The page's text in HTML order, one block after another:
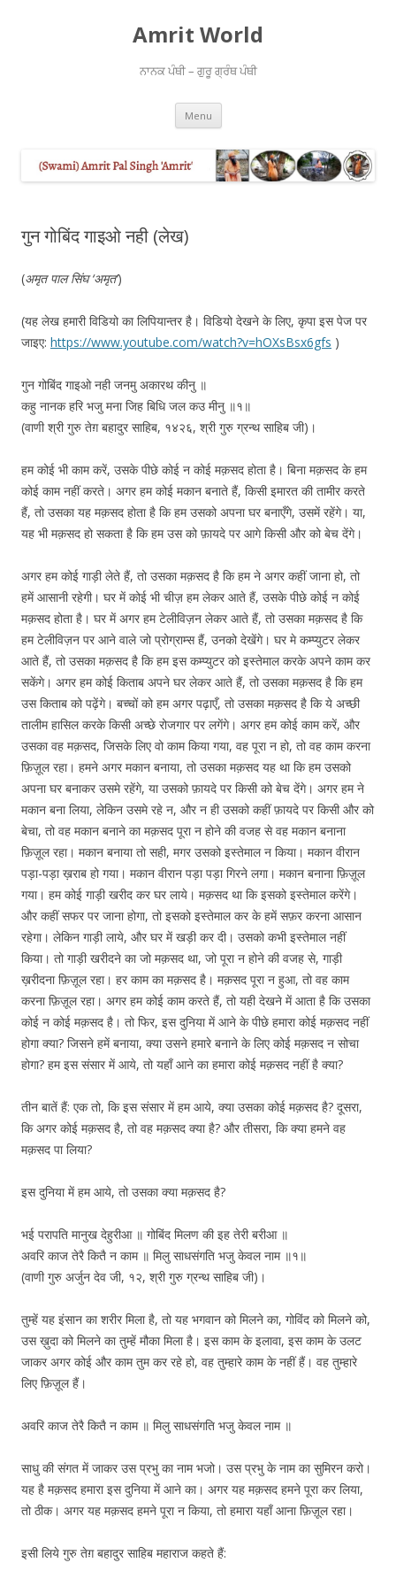
Amrit World
ਨਾਨਕ ਪੰਥੀ – ਗੁਰੂ ਗ੍ਰੰਥ ਪੰਥੀ
Menu Skip
content
गुन गोबिंद गाइओ नही (लेख)
(अमृत पाल सिंघ ‘अमृत’)
(यह लेख हमारी विडियो का लिपियान्तर है। विडियो देखने के लिए, कृपा इस पेज पर
जाइए: https://www.youtube.com/watch?v=hOXsBsx6gfs )
गुन गोबिंद गाइओ नही जनमु अकारथ कीनु ॥
कहु नानक हरि भजु मना जिह बिधि जल कउ मीनु ॥१॥
(वाणी श्री गुरु तेग़ बहादुर साहिब, १४२६, श्री गुरु ग्रन्थ साहिब जी)।
हम कोई भी काम करें, उसके पीछे कोई न कोई मक़सद होता है। बिना मक़सद के हम
कोई काम नहीं करते। अगर हम कोई मकान बनाते हैं, किसी इमारत की तामीर करते
हैं, तो उसका यह मक़सद होता है कि हम उसको अपना घर बनाएँगे, उसमें रहेंगे। या,
यह भी मक़सद हो सकता है कि हम उस को फ़ायदे पर आगे किसी और को बेच देंगे।
अगर हम कोई गाड़ी लेते हैं, तो उसका मक़सद है कि हम ने अगर कहीं जाना हो, तो
हमें आसानी रहेगी। घर में कोई भी चीज़ हम लेकर आते हैं, उसके पीछे कोई न कोई
मक़सद होता है। घर में अगर हम टेलीविज़न लेकर आते हैं, तो उसका मक़सद है कि
हम टेलीविज़न पर आने वाले जो प्रोग्राम्स हैं, उनको देखेंगे। घर मे कम्प्युटर लेकर
आते हैं, तो उसका मक़सद है कि हम इस कम्प्युटर को इस्तेमाल करके अपने काम कर
सकेंगे। अगर हम कोई किताब अपने घर लेकर आते हैं, तो उसका मक़सद है कि हम
उस किताब को पढ़ेंगे। बच्चों को हम अगर पढ़ाएँ, तो उसका मक़सद है कि ये अच्छी
तालीम हासिल करके किसी अच्छे रोजगार पर लगेंगे। अगर हम कोई काम करें, और
उसका वह मक़सद, जिसके लिए वो काम किया गया, वह पूरा न हो, तो वह काम करना
फ़िज़ूल रहा। हमने अगर मकान बनाया, तो उसका मक़सद यह था कि हम उसको
अपना घर बनाकर उसमे रहेंगे, या उसको फ़ायदे पर किसी को बेच देंगे। अगर हम ने
मकान बना लिया, लेकिन उसमे रहे न, और न ही उसको कहीं फ़ायदे पर किसी और को
बेचा, तो वह मकान बनाने का मक़सद पूरा न होने की वजह से वह मकान बनाना
फ़िज़ूल रहा। मकान बनाया तो सही, मगर उसको इस्तेमाल न किया। मकान वीरान
पड़ा-पड़ा ख़राब हो गया। मकान वीरान पड़ा पड़ा गिरने लगा। मकान बनाना फ़िज़ूल
गया। हम कोई गाड़ी खरीद कर घर लाये। मक़सद था कि इसको इस्तेमाल करेंगे।
और कहीं सफर पर जाना होगा, तो इसको इस्तेमाल कर के हमें सफ़र करना आसान
रहेगा। लेकिन गाड़ी लाये, और घर में खड़ी कर दी। उसको कभी इस्तेमाल नहीं
किया। तो गाड़ी खरीदने का जो मक़सद था, जो पूरा न होने की वजह से, गाड़ी
ख़रीदना फ़िज़ूल रहा। हर काम का मक़सद है। मक़सद पूरा न हुआ, तो वह काम
करना फ़िज़ूल रहा। अगर हम कोई काम करते हैं, तो यही देखने में आता है कि उसका
कोई न कोई मक़सद है। तो फिर, इस दुनिया में आने के पीछे हमारा कोई मक़सद नहीं
होगा क्या? जिसने हमें बनाया, क्या उसने हमारे बनाने के लिए कोई मक़सद न सोचा
होगा? हम इस संसार में आये, तो यहाँ आने का हमारा कोई मक़सद नहीं है क्या?
तीन बातें हैं: एक तो, कि इस संसार में हम आये, क्या उसका कोई मक़सद है? दूसरा,
कि अगर कोई मक़सद है, तो वह मक़सद क्या है? और तीसरा, कि क्या हमने वह
मक़सद पा लिया?
इस दुनिया में हम आये, तो उसका क्या मक़सद है?
भई परापति मानुख देहुरीआ ॥ गोबिंद मिलण की इह तेरी बरीआ ॥
अवरि काज तेरै कितै न काम ॥ मिलु साधसंगति भजु केवल नाम ॥१॥
(वाणी गुरु अर्जुन देव जी, १२, श्री गुरु ग्रन्थ साहिब जी)।
तुम्हें यह इंसान का शरीर मिला है, तो यह भगवान को मिलने का, गोविंद को मिलने को,
उस ख़ुदा को मिलने का तुम्हें मौका मिला है। इस काम के इलावा, इस काम के उलट
जाकर अगर कोई और काम तुम कर रहे हो, वह तुम्हारे काम के नहीं हैं। वह तुम्हारे
लिए फ़िज़ूल हैं।
अवरि काज तेरै कितै न काम ॥ मिलु साधसंगति भजु केवल नाम ॥
साधु की संगत में जाकर उस प्रभु का नाम भजो। उस प्रभु के नाम का सुमिरन करो।
यह है मक़सद हमारा इस दुनिया में आने का। अगर यह मक़सद हमने पूरा कर लिया,
तो ठीक। अगर यह मक़सद हमने पूरा न किया, तो हमारा यहाँ आना फ़िज़ूल रहा।
इसी लिये गुरु तेग़ बहादुर साहिब महाराज कहते हैं: